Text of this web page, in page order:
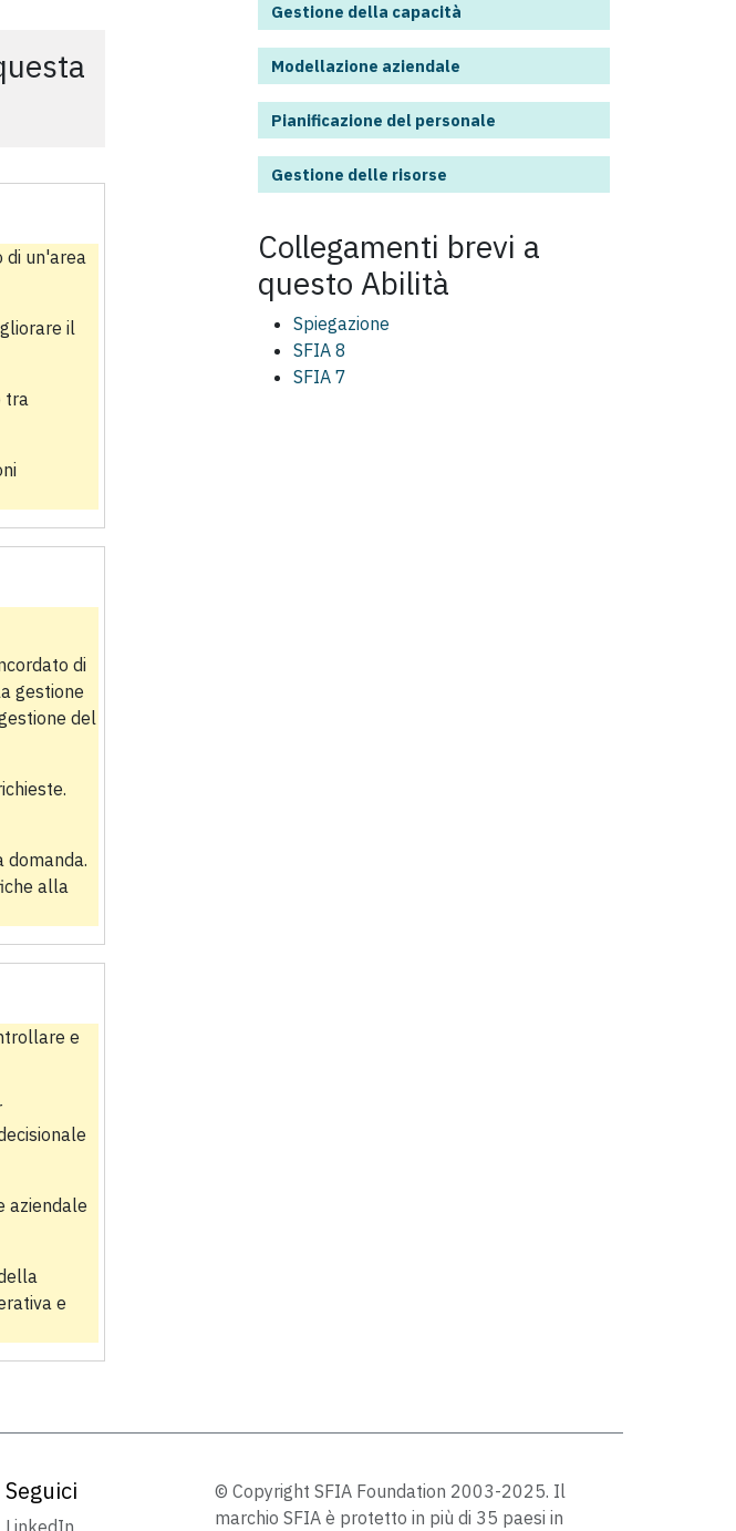
di un'area
il
tra
di
gestione
del
domanda.
alla
e
aziendale
e
Gestione della capacità
Modellazione aziendale
Pianificazione del personale
Gestione delle risorse
Collegamenti brevi a
questo Abilità
Spiegazione
SFIA 8
SFIA 7
Seguici
LinkedIn
© Copyright SFIA Foundation 2003-2025. Il
marchio SFIA è protetto in più di 35 paesi in